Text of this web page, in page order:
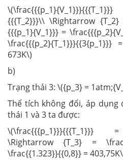
{{{T_2}}}\\ \Rightarrow {T_2}
{{{p_1}{V_1}}} =
\frac{{{p_2}{T_1}}}{{3{p_1}}}
673K\)
b)
Trạng thái 3: \({p_3} =
Thể tích không đổi, áp dụng
thái 1 và 3 ta được:
\(\frac{{{p_1}}}{{{T_1}}}
\Rightarrow {T_3} =
\frac{{1.323}}{{0,8}} =